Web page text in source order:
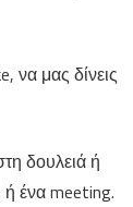
να μας δίνεις
δουλειά ή
ένα meeting.